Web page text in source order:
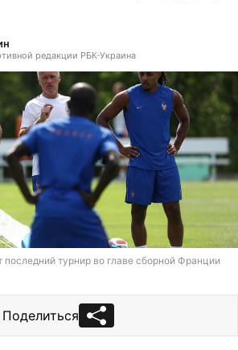
редакции РБК-Украина
турнир во главе сборной Франции
Поделиться